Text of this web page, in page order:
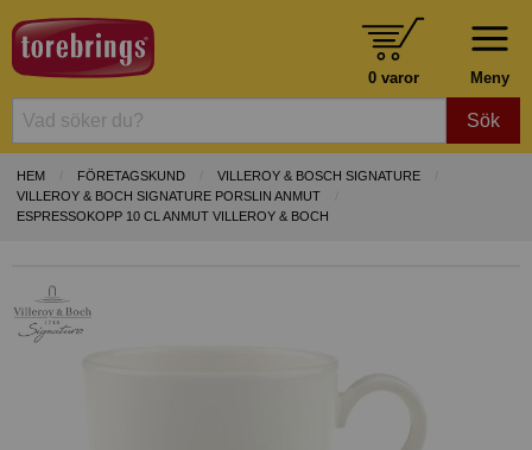
Meny
0 varor
Sök
HEM FÖRETAGSKUND
VILLEROY & BOSCH SIGNATURE
VILLEROY & BOCH SIGNATURE PORSLIN ANMUT
ESPRESSOKOPP 10 CL ANMUT VILLEROY & BOCH